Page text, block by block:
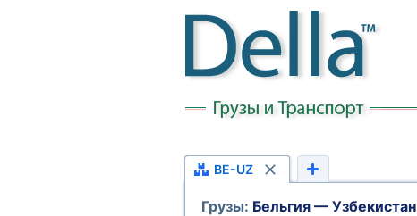
BE-UZ
Грузы: Бельгия — Узбекистан